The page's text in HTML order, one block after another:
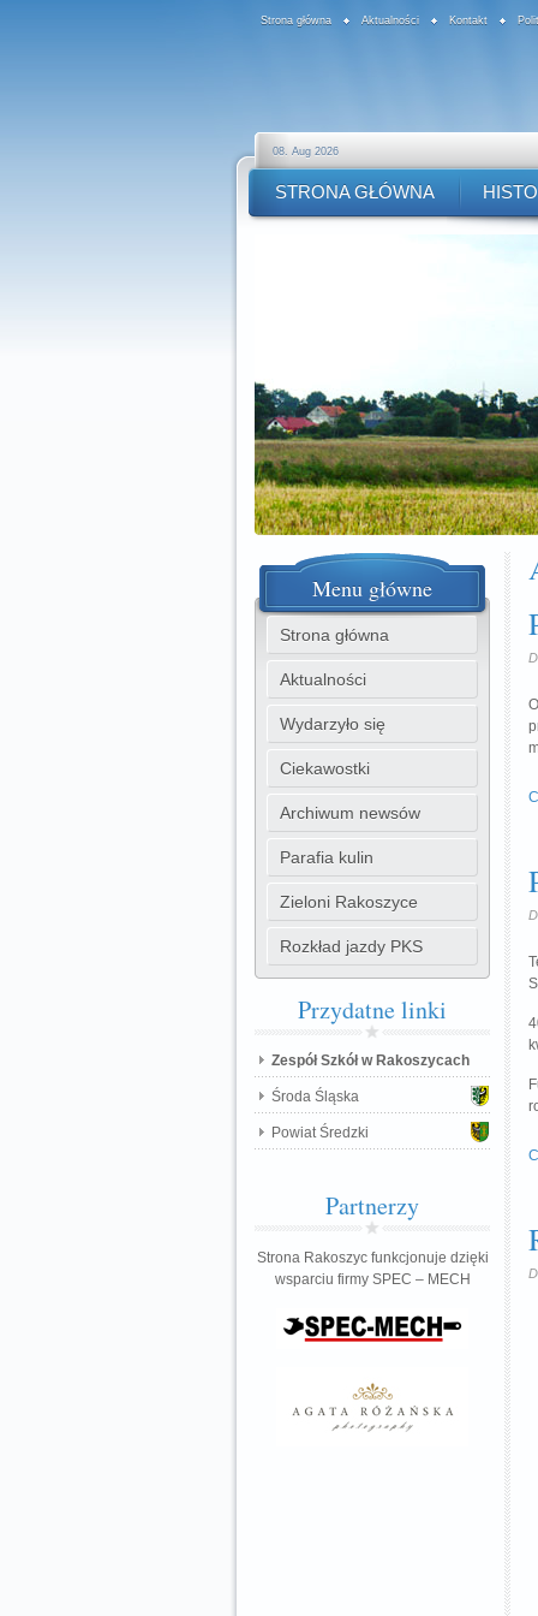
Strona główna Aktualności Kontakt
08. Aug 2026
STRONA GŁÓWNA
Menu główne
Strona główna
Aktualności
Wydarzyło się
Ciekawostki
Archiwum newsów
Parafia kulin
Zieloni Rakoszyce
Rozkład jazdy PKS
Przydatnelinki
Zespół Szkół w Rakoszycach
Środa Śląska
Powiat Średzki
Partnerzy
Strona Rakoszyc funkcjonuje dzięki
wsparciu firmy SPEC – MECH